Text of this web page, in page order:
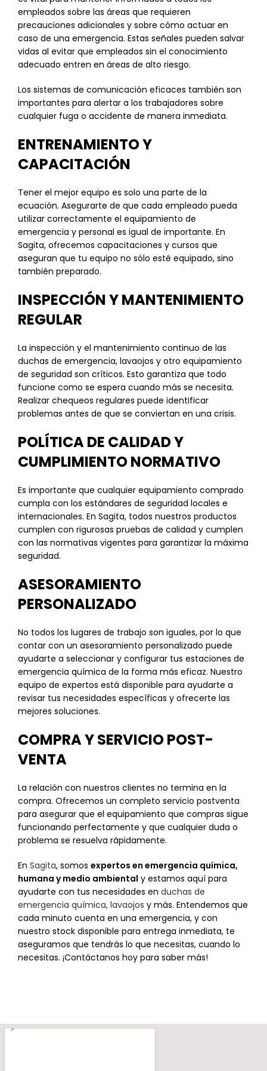
empleados sobre las áreas que requieren
precauciones adicionales y sobre cómo actuar en
caso de una emergencia. Estas señales pueden salvar
vidas al evitar que empleados sin el conocimiento
adecuado entren en áreas de alto riesgo.
Los sistemas de comunicación eficaces también son
importantes para alertar a los trabajadores sobre
cualquier fuga o accidente de manera inmediata.
ENTRENAMIENTO Y
CAPACITACIÓN
Tener el mejor equipo es solo una parte de la
ecuación. Asegurarte de que cada empleado pueda
utilizar correctamente el equipamiento de
emergencia y personal es igual de importante. En
Sagita, ofrecemos capacitaciones y cursos que
aseguran que tu equipo no sólo esté equipado, sino
también preparado.
INSPECCIÓN Y MANTENIMIENTO
REGULAR
La inspección y el mantenimiento continuo de las
duchas de emergencia, lavaojos y otro equipamiento
de seguridad son críticos. Esto garantiza que todo
funcione como se espera cuando más se necesita.
Realizar chequeos regulares puede identificar
problemas antes de que se conviertan en una crisis.
POLÍTICA DE CALIDAD Y
CUMPLIMIENTO NORMATIVO
Es importante que cualquier equipamiento comprado
cumpla con los estándares de seguridad locales e
internacionales. En Sagita, todos nuestros productos
cumplen con rigurosas pruebas de calidad y cumplen
con las normativas vigentes para garantizar la máxima
seguridad.
ASESORAMIENTO
PERSONALIZADO
No todos los lugares de trabajo son iguales, por lo que
contar con un asesoramiento personalizado puede
ayudarte a seleccionar y configurar tus estaciones de
emergencia química de la forma más eficaz. Nuestro
equipo de expertos está disponible para ayudarte a
revisar tus necesidades específicas y ofrecerte las
mejores soluciones.
COMPRA Y SERVICIO POST-
VENTA
La relación con nuestros clientes no termina en la
compra. Ofrecemos un completo servicio postventa
para asegurar que el equipamiento que compras sigue
funcionando perfectamente y que cualquier duda o
problema se resuelva rápidamente.
En Sagita, somos expertos en emergencia química,
humana y medio ambiental y estamos aquí para
ayudarte con tus necesidades en duchas de
emergencia química, lavaojos y más. Entendemos que
cada minuto cuenta en una emergencia, y con
nuestro stock disponible para entrega inmediata, te
aseguramos que tendrás lo que necesitas, cuando lo
necesitas. ¡Contáctanos hoy para saber más!